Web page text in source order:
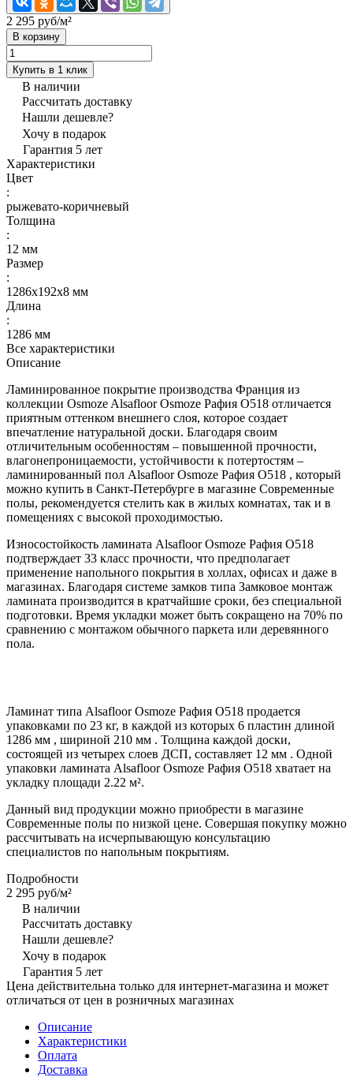
2 295 руб/м²
В корзину
Купить в 1 клик
В наличии
Рассчитать доставку
Нашли дешевле?
Хочу в подарок
Гарантия 5 лет
Характеристики
Цвет
:
рыжевато-коричневый
Толщина
:
12 мм
Размер
:
1286x192x8 мм
Длина
:
1286 мм
Все характеристики
Описание
Ламинированное покрытие производства Франция из
коллекции Osmoze Alsafloor Osmoze Рафия O518 отличается
приятным оттенком внешнего слоя, которое создает
впечатление натуральной доски. Благодаря своим
отличительным особенностям – повышенной прочности,
влагонепроницаемости, устойчивости к потертостям –
ламинированный пол Alsafloor Osmoze Рафия O518 , который
можно купить в Санкт-Петербурге в магазине Современные
полы, рекомендуется стелить как в жилых комнатах, так и в
помещениях с высокой проходимостью.
Износостойкость ламината Alsafloor Osmoze Рафия O518
подтверждает 33 класс прочности, что предполагает
применение напольного покрытия в холлах, офисах и даже в
магазинах. Благодаря системе замков типа Замковое монтаж
ламината производится в кратчайшие сроки, без специальной
подготовки. Время укладки может быть сокращено на 70% по
сравнению с монтажом обычного паркета или деревянного
пола.
Ламинат типа Alsafloor Osmoze Рафия O518 продается
упаковками по 23 кг, в каждой из которых 6 пластин длиной
1286 мм , шириной 210 мм . Толщина каждой доски,
состоящей из четырех слоев ДСП, составляет 12 мм . Одной
упаковки ламината Alsafloor Osmoze Рафия O518 хватает на
укладку площади 2.22 м².
Данный вид продукции можно приобрести в магазине
Современные полы по низкой цене. Совершая покупку можно
рассчитывать на исчерпывающую консультацию
специалистов по напольным покрытиям.
Подробности
2 295 руб/м²
В наличии
Рассчитать доставку
Нашли дешевле?
Хочу в подарок
Гарантия 5 лет
Цена действительна только для интернет-магазина и может
отличаться от цен в розничных магазинах
Описание
Характеристики
Оплата
Доставка